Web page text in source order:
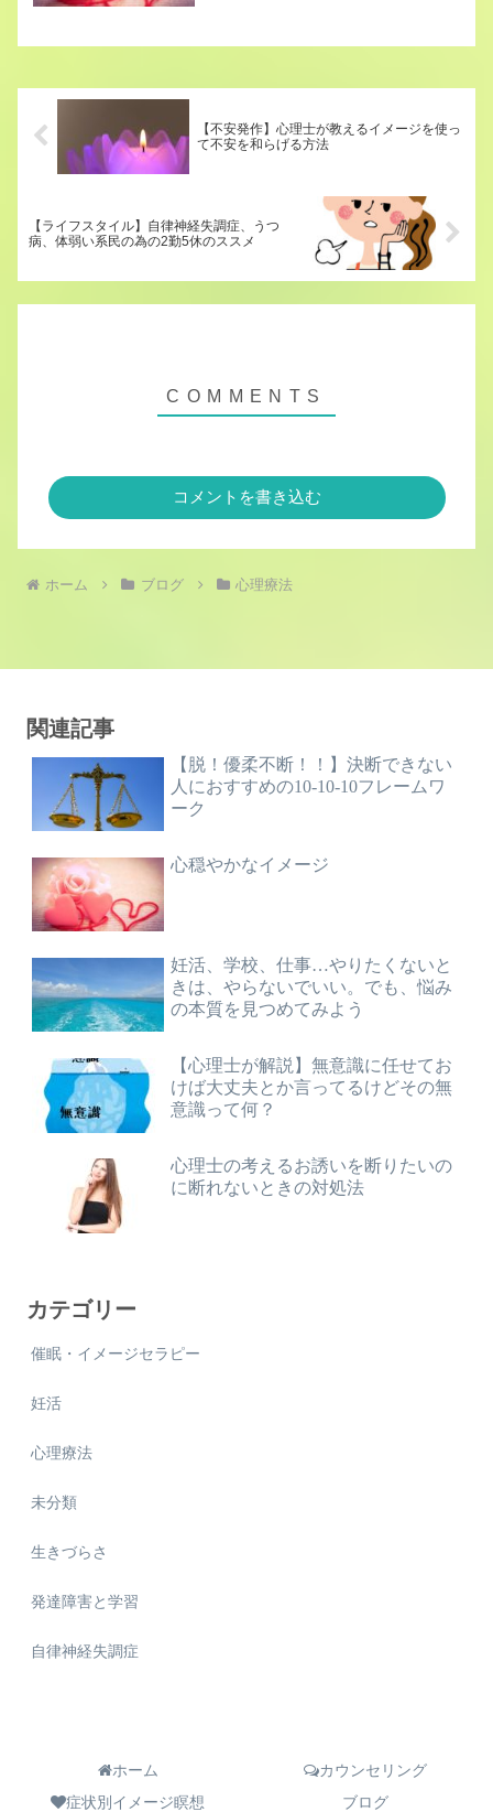
【不安発作】心理士が教えるイメージを使っ
て不安を和らげる方法
【ライフスタイル】自律神経失調症、うつ
病、体弱い系民の為の2勤5休のススメ
コメントを書き込む
ホーム ブログ 心理療法
関連記事
【脱！優柔不断！！】決断できない
人におすすめの10-10-10フレームワ
ーク
心穏やかなイメージ
妊活、学校、仕事…やりたくないと
きは、やらないでいい。でも、悩み
の本質を見つめてみよう
【心理士が解説】無意識に任せてお
けば大丈夫とか言ってるけどその無
意識って何？
心理士の考えるお誘いを断りたいの
に断れないときの対処法
カテゴリー
催眠・イメージセラピー
妊活
心理療法
未分類
生きづらさ
発達障害と学習
自律神経失調症
ホーム
カウンセリング
症状別イメージ瞑想
ブログ